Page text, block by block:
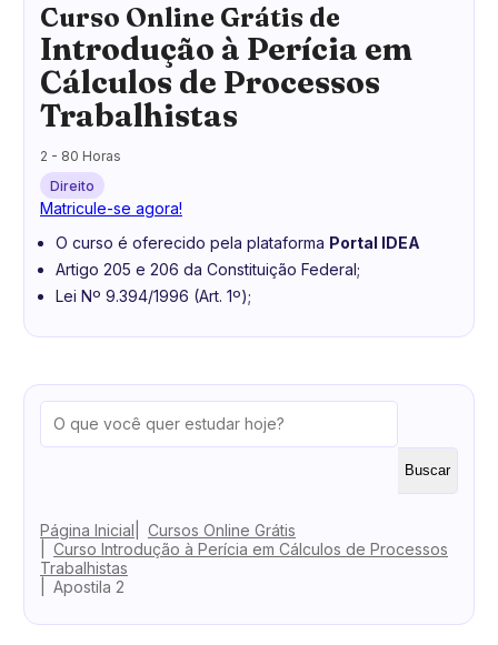
Curso Online Grátis de
Introdução à Perícia em
Cálculos de Processos
Trabalhistas
2 - 80 Horas
Direito
Matricule-se agora!
O curso é oferecido pela plataforma Portal IDEA
Artigo 205 e 206 da Constituição Federal;
Lei Nº 9.394/1996 (Art. 1º);
Buscar
Página Inicial
Cursos Online Grátis
Curso Introdução à Perícia em Cálculos de Processos
Trabalhistas
Apostila 2